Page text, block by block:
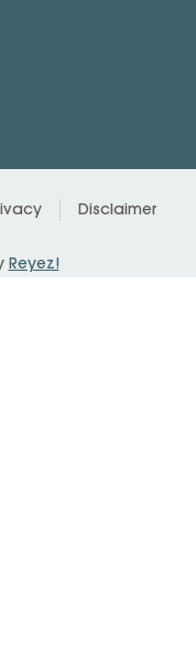
Disclaimer
Reyez!